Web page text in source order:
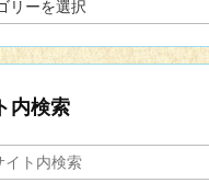
内検索